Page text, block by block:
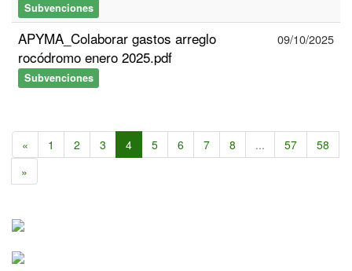
Subvenciones
APYMA_Colaborar gastos arreglo
rocódromo enero 2025.pdf
Subvenciones
09/10/2025
« 1 2 3 4 5 6 7 8 ... 57
58
»